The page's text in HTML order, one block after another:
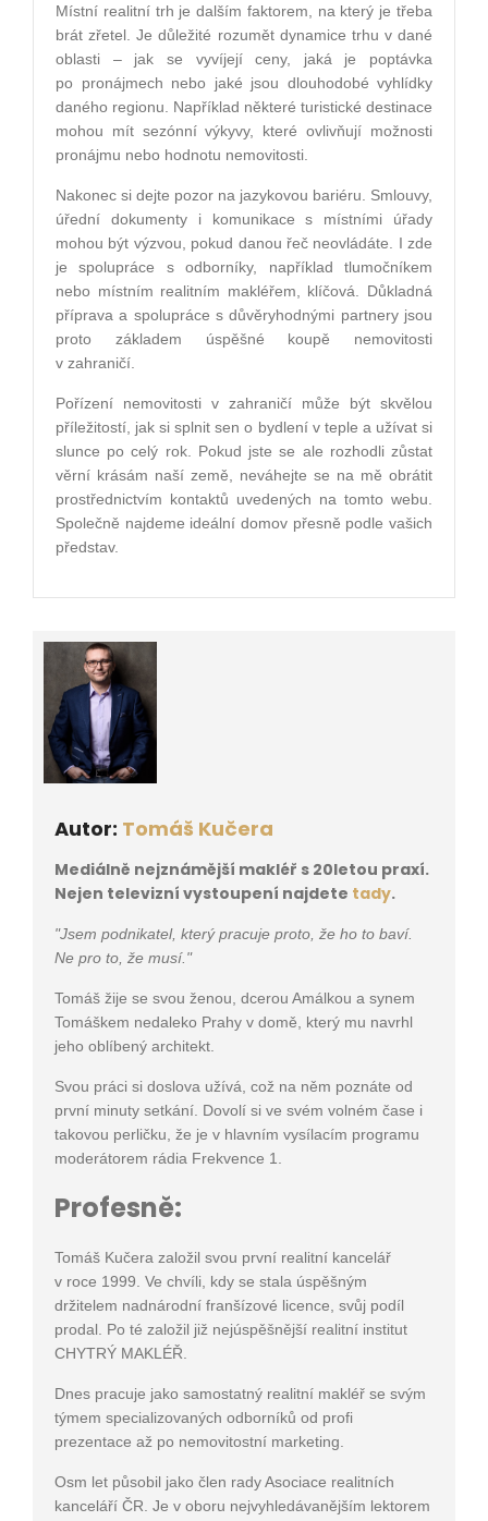
Místní realitní trh je dalším faktorem, na který je třeba
brát zřetel. Je důležité rozumět dynamice trhu v dané
oblasti – jak se vyvíjejí ceny, jaká je poptávka
po pronájmech nebo jaké jsou dlouhodobé vyhlídky
daného regionu. Například některé turistické destinace
mohou mít sezónní výkyvy, které ovlivňují možnosti
pronájmu nebo hodnotu nemovitosti.
Nakonec si dejte pozor na jazykovou bariéru. Smlouvy,
úřední dokumenty i komunikace s místními úřady
mohou být výzvou, pokud danou řeč neovládáte. I zde
je spolupráce s odborníky, například tlumočníkem
nebo místním realitním makléřem, klíčová. Důkladná
příprava a spolupráce s důvěryhodnými partnery jsou
proto základem úspěšné koupě nemovitosti
v zahraničí.
Pořízení nemovitosti v zahraničí může být skvělou
příležitostí, jak si splnit sen o bydlení v teple a užívat si
slunce po celý rok. Pokud jste se ale rozhodli zůstat
věrní krásám naší země, neváhejte se na mě obrátit
prostřednictvím kontaktů uvedených na tomto webu.
Společně najdeme ideální domov přesně podle vašich
představ.
Autor: Tomáš Kučera
Mediálně nejznámější makléř s 20letou praxí.
Nejen televizní vystoupení najdete tady.
"Jsem podnikatel, který pracuje proto, že ho to baví.
Ne pro to, že musí."
Tomáš žije se svou ženou, dcerou Amálkou a synem
Tomáškem nedaleko Prahy v domě, který mu navrhl
jeho oblíbený architekt.
Svou práci si doslova užívá, což na něm poznáte od
první minuty setkání. Dovolí si ve svém volném čase i
takovou perličku, že je v hlavním vysílacím programu
moderátorem rádia Frekvence 1.
Profesně:
Tomáš Kučera založil svou první realitní kancelář
v roce 1999. Ve chvíli, kdy se stala úspěšným
držitelem nadnárodní franšízové licence, svůj podíl
prodal. Po té založil již nejúspěšnější realitní institut
CHYTRÝ MAKLÉŘ.
Dnes pracuje jako samostatný realitní makléř se svým
týmem specializovaných odborníků od profi
prezentace až po nemovitostní marketing.
Osm let působil jako člen rady Asociace realitních
kanceláří ČR. Je v oboru nejvyhledávanějším lektorem